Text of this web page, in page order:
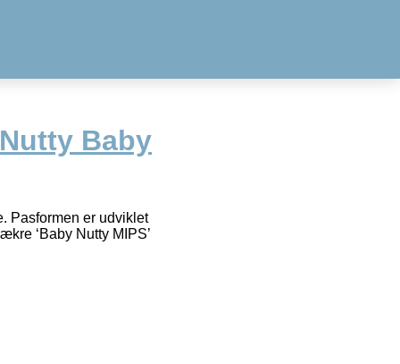
Baby
Pasformen er udviklet
‘Baby Nutty MIPS’